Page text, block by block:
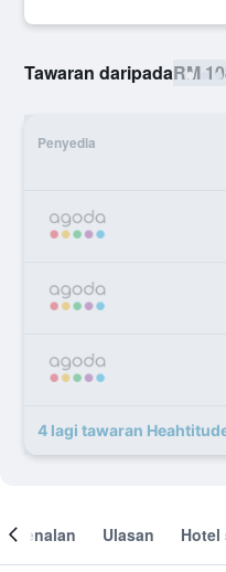
Tawaran daripadaRM
Penyedia
4 lagi tawaran
Ulasan Hotel